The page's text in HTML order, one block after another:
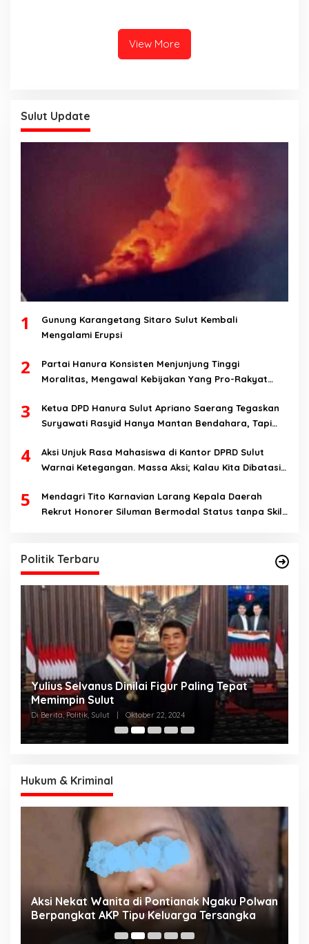
View More
Sulut Update
1
Gunung Karangetang Sitaro Sulut Kembali
Mengalami Erupsi
2
Partai Hanura Konsisten Menjunjung Tinggi
Moralitas, Mengawal Kebijakan Yang Pro-Rakyat
3
Ketua DPD Hanura Sulut Apriano Saerang Tegaskan
Suryawati Rasyid Hanya Mantan Bendahara, Tapi
4
Aksi Unjuk Rasa Mahasiswa di Kantor DPRD Sulut
Warnai Ketegangan. Massa Aksi; Kalau Kita Dibatasi
5
Mendagri Tito Karnavian Larang Kepala Daerah
Rekrut Honorer Siluman Bermodal Status tanpa Skill.
Politik Terbaru
Yulius Selvanus Dinilai Figur Paling Tepat
Memimpin Sulut
Di Berita, Politik, Sulut | Oktober 22, 2024
Hukum & Kriminal
Aksi Nekat Wanita di Pontianak Ngaku Polwan
Berpangkat AKP Tipu Keluarga Tersangka